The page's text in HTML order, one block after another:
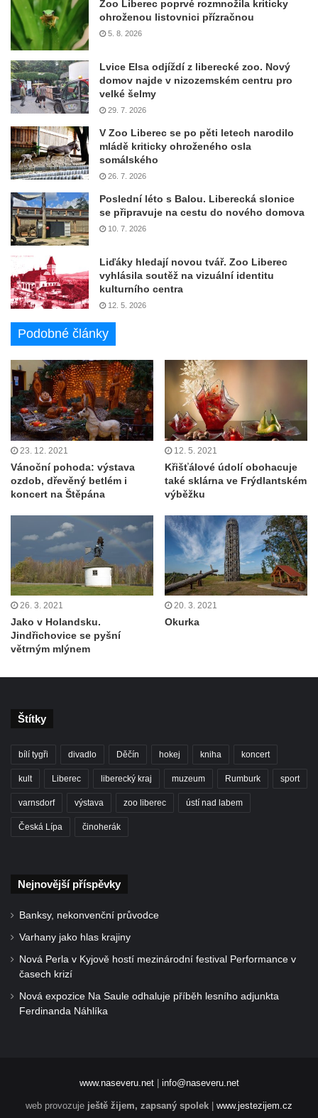
Zoo Liberec poprvé rozmnožila kriticky
ohroženou listovnici přízračnou
5. 8. 2026
Lvice Elsa odjíždí z liberecké zoo. Nový
domov najde v nizozemském centru pro
velké šelmy
29. 7. 2026
V Zoo Liberec se po pěti letech narodilo
mládě kriticky ohroženého osla
somálského
26. 7. 2026
Poslední léto s Balou. Liberecká slonice
se připravuje na cestu do nového domova
10. 7. 2026
Liďáky hledají novou tvář. Zoo Liberec
vyhlásila soutěž na vizuální identitu
kulturního centra
12. 5. 2026
Podobné články
23. 12. 2021
Vánoční pohoda: výstava
ozdob, dřevěný betlém i
koncert na Štěpána
12. 5. 2021
Křišťálové údolí obohacuje
také sklárna ve Frýdlantském
výběžku
26. 3. 2021
Jako v Holandsku.
Jindřichovice se pyšní
větrným mlýnem
20. 3. 2021
Okurka
Štítky
bílí tygři divadlo Děčín hokej kniha koncert
kult Liberec liberecký kraj muzeum Rumburk sport
varnsdorf výstava zoo liberec ústí nad labem
Česká Lípa činoherák
Nejnovější příspěvky
Banksy, nekonvenční průvodce
Varhany jako hlas krajiny
Nová Perla v Kyjově hostí mezinárodní festival Performance v
časech krizí
Nová expozice Na Saule odhaluje příběh lesního adjunkta
Ferdinanda Náhlíka
www.naseveru.net| info@naseveru.net
web provozuje ještě žijem, zapsaný spolek www.jestezijem.cz